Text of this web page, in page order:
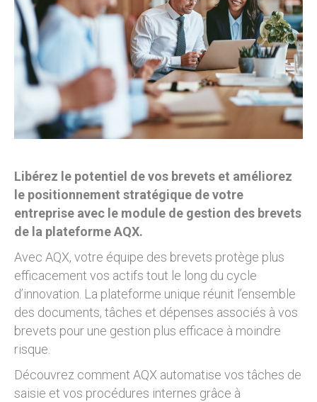
Libérez le potentiel de vos brevets et améliorez
le positionnement stratégique de votre
entreprise avec le module de gestion des brevets
de la plateforme AQX.
Avec AQX, votre équipe des brevets protège plus
efficacement vos actifs tout le long du cycle
d’innovation. La plateforme unique réunit l’ensemble
des documents, tâches et dépenses associés à vos
brevets pour une gestion plus efficace à moindre
risque.
Découvrez comment AQX automatise vos tâches de
saisie et vos procédures internes grâce à